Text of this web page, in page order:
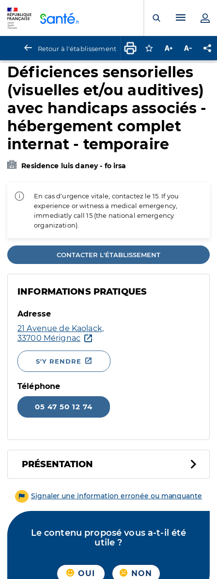
Ouvrir laMenu
Retour à l'établissement Connectez-vous
Augmenter la
Déficiences sensorielles
(visuelles et/ou auditives)
avec handicaps associés -
hébergement complet
internat - temporaire
Residence luis daney - fo irsa
En cas d'urgence vitale, contactez le 15. If you
experience or witness a medical emergency,
immediatly call 15 (the national emergency
organization).
CONTACTER L'ÉTABLISSEMENT
INFORMATIONS PRATIQUES
Adresse
21 Avenue de Kaolack,
33700 Mérignac
S'Y RENDRE
Téléphone
05 47 50 12 74
PRÉSENTATION
Signaler une information erronée ou manquante
Le contenu proposé vous a-t-il été
utile ?
OUI NON